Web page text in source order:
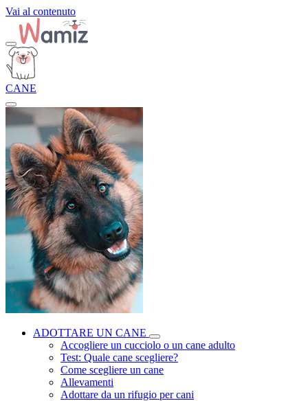
Vai al contenuto
CANE
ADOTTARE UN CANE
Accogliere un cucciolo o un cane adulto
Test: Quale cane scegliere?
Come scegliere un cane
Allevamenti
Adottare da un rifugio per cani